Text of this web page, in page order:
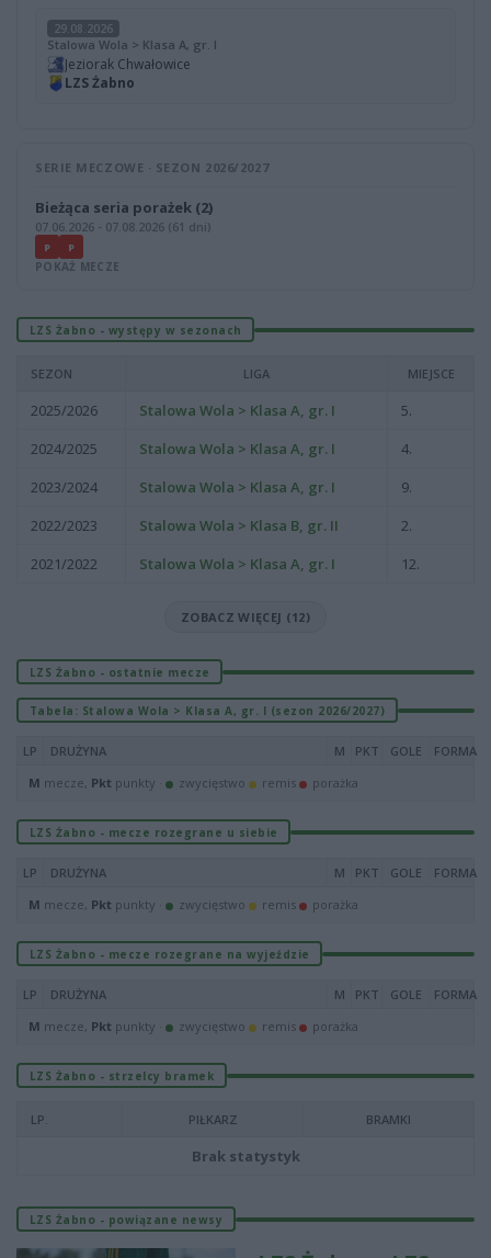
29.08.2026
Stalowa Wola > Klasa A, gr. I
Jeziorak Chwałowice
LZS Żabno
SERIE MECZOWE · SEZON 2026/2027
Bieżąca seria porażek (2)
07.06.2026 - 07.08.2026 (61 dni)
P P
POKAŻ MECZE
LZS Żabno - występy w sezonach
SEZON LIGA MIEJSCE
2025/2026 Stalowa Wola > Klasa A, gr. I
5.
2024/2025
Stalowa Wola > Klasa A, gr. I
4.
2023/2024
Stalowa Wola > Klasa A, gr. I
9.
2022/2023
Stalowa Wola > Klasa B, gr. II
2.
2021/2022
Stalowa Wola > Klasa A, gr. I 12.
ZOBACZ WIĘCEJ (12)
LZS Żabno - ostatnie mecze
Tabela: Stalowa Wola > Klasa A, gr. I (sezon 2026/2027)
LP DRUŻYNA M PKT GOLE
FORMA
M mecze, Pkt punkty · zwycięstwo remis porażka
LZS Żabno - mecze rozegrane u siebie
LP DRUŻYNA M PKT GOLE
FORMA
M mecze, Pkt punkty · zwycięstwo remis porażka
LZS Żabno - mecze rozegrane na wyjeździe
LP DRUŻYNA M PKT GOLE
FORMA
M mecze, Pkt punkty · zwycięstwo remis porażka
LZS Żabno - strzelcy bramek
LP. PIŁKARZ BRAMKI
Brak statystyk
LZS Żabno - powiązane newsy